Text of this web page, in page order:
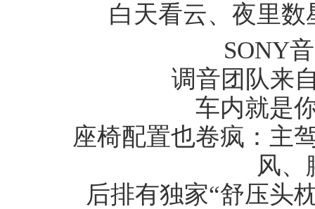
白天看云、夜里数
SONY
调音团队来自
车内就是你
座椅配置也卷疯：主驾
风、
后排有独家“舒压头枕